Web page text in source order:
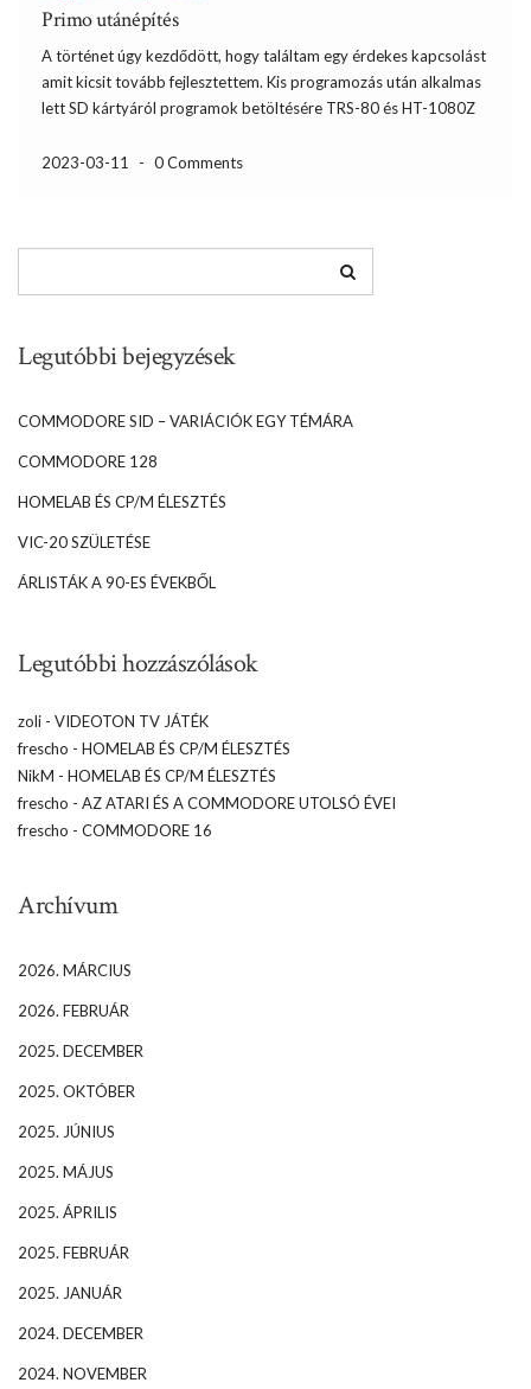
Primo utánépítés
A történet úgy kezdődött, hogy találtam egy érdekes kapcsolást
amit kicsit tovább fejlesztettem. Kis programozás után alkalmas
lett SD kártyáról programok betöltésére TRS-80 és HT-1080Z
össze lehet csiszolni a PRIMO-val is. Mivel volt egy bizonytalanul
2023-03-11 - 0 Comments
Legutóbbi bejegyzések
COMMODORE SID – VARIÁCIÓK EGY TÉMÁRA
COMMODORE 128
HOMELAB ÉS CP/M ÉLESZTÉS
VIC-20 SZÜLETÉSE
ÁRLISTÁK A 90-ES ÉVEKBŐL
Legutóbbi hozzászólások
zoli - VIDEOTON TV JÁTÉK
frescho - HOMELAB ÉS CP/M ÉLESZTÉS
NikM - HOMELAB ÉS CP/M ÉLESZTÉS
frescho - AZ ATARI ÉS A COMMODORE UTOLSÓ ÉVEI
frescho - COMMODORE 16
Archívum
2026. MÁRCIUS
2026. FEBRUÁR
2025. DECEMBER
2025. OKTÓBER
2025. JÚNIUS
2025. MÁJUS
2025. ÁPRILIS
2025. FEBRUÁR
2025. JANUÁR
2024. DECEMBER
2024. NOVEMBER